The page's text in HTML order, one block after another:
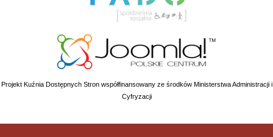
Projekt Kuźnia Dostępnych Stron współfinansowany ze środków Ministerstwa Administracji i
Cyfryzacji